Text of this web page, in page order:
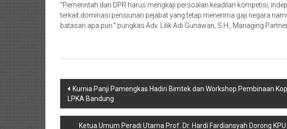
“Pemerintah dan DPR harus mengkaji persoalan keadilan kompetisi,
terkait dominasi pensiunan pejabat yang tetap menerima gaji negara
batasan apa pun.” pungkas Adv. Lilik Adi Gunawan, S.H., Managing
Navigasi
pos
Kurnia Panji Pamengkas Hadiri Bimtek dan Workshop Pembinaan
LPKA Bandung
Ketua Umum Peradi Utama Prof. Dr. Hardi Fardiansyah Dorong